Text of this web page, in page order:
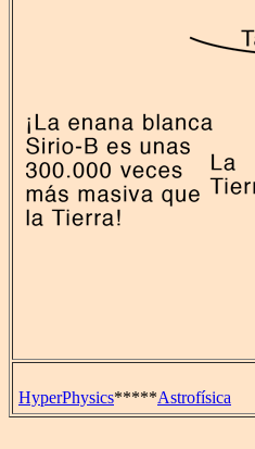
HyperPhysics*****Astrofísica